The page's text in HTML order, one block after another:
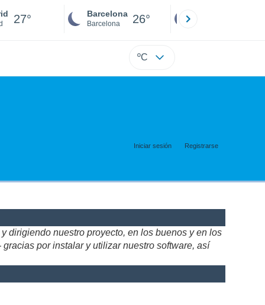
27° Barcelona
Barcelona 26°
ºC
Iniciar sesión Registrarse
dirigiendo nuestro proyecto, en los buenos y en los
por instalar y utilizar nuestro software, así